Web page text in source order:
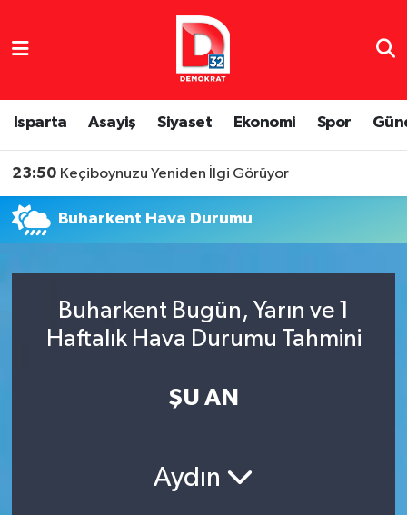
Isparta Asayiş Siyaset Ekonomi Spor
23:50 Keçiboynuzu Yeniden İlgi Görüyor
Buharkent Hava Durumu
Buharkent Bugün, Yarın ve 1
Haftalık Hava Durumu Tahmini
ŞU AN
Aydın
Isparta Nöbetçi Eczaneler
Isparta Hava Durumu
Tüm Manşetler
Son Dakika Haberleri